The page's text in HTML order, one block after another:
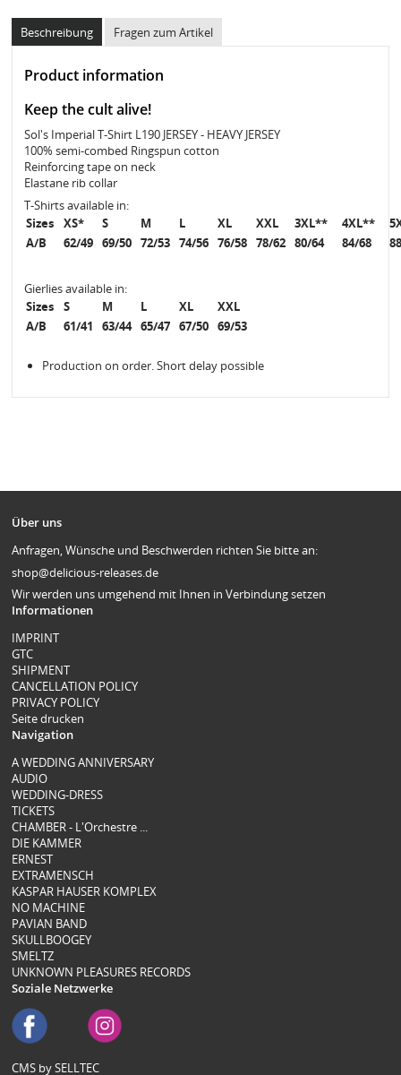
Beschreibung Fragen zum Artikel
Product information
Keep the cult alive!
Sol's Imperial T-Shirt L190 JERSEY - HEAVY JERSEY
100% semi-combed Ringspun cotton
Reinforcing tape on neck
Elastane rib collar
T-Shirts available in:
Sizes
XS* S M L XL XXL 3XL** 4XL**
A/B
62/49 69/50 72/53 74/56 76/58 78/62 80/64 84/68
Gierlies available in:
Sizes
S M L XL
XXL
A/B
61/41 63/44 65/47 67/50 69/53
Production on order. Short delay possible
Über uns
Anfragen, Wünsche und Beschwerden richten Sie bitte an:
shop@delicious-releases.de
Wir werden uns umgehend mit Ihnen in Verbindung setzen
Informationen
IMPRINT
GTC
SHIPMENT
CANCELLATION POLICY
PRIVACY POLICY
Seite drucken
Navigation
A WEDDING ANNIVERSARY
AUDIO
WEDDING-DRESS
TICKETS
CHAMBER - L'Orchestre ...
DIE KAMMER
ERNEST
EXTRAMENSCH
KASPAR HAUSER KOMPLEX
NO MACHINE
PAVIAN BAND
SKULLBOOGEY
SMELTZ
UNKNOWN PLEASURES RECORDS
Soziale Netzwerke
CMS by SELLTEC